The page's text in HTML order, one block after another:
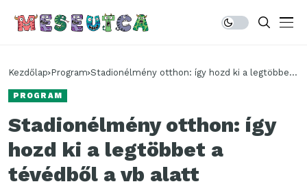
Kezdőlap Program Stadionélmény otthon: így hozd ki a legtöbbet
PROGRAM
Stadionélmény otthon: így
hozd ki a legtöbbet a
tévédből a vb alatt